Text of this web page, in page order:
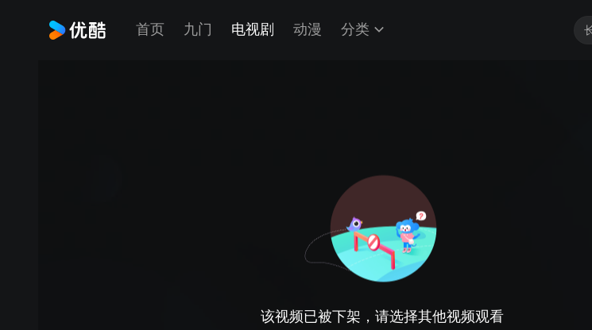
首页 九门 电视剧 动漫 分类
该视频已被下架，请选择其他视频观看